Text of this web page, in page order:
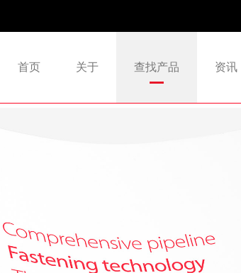
首页 关于 查找产品 资讯